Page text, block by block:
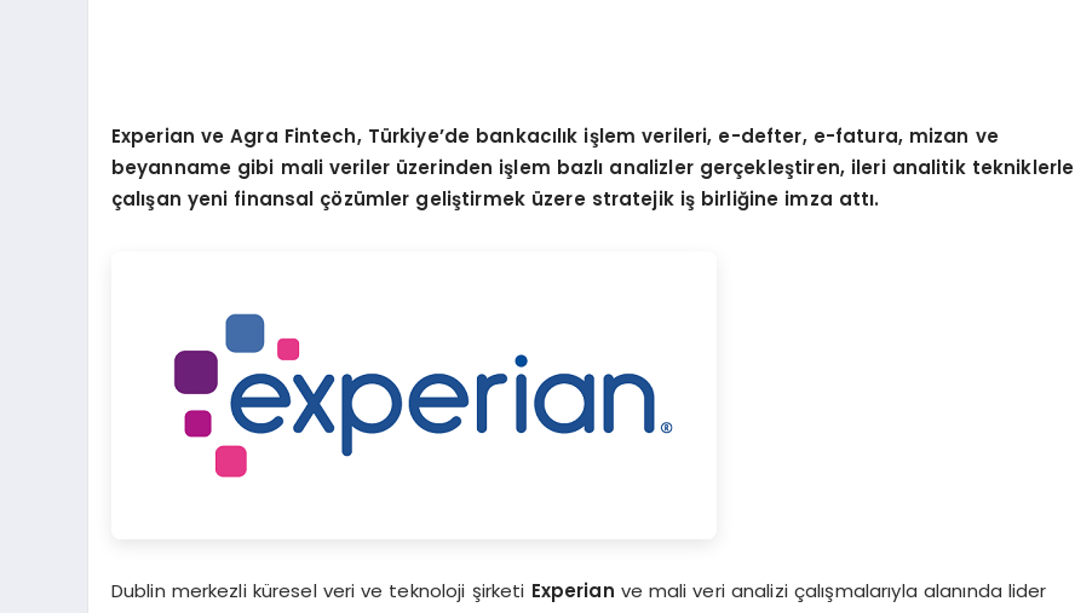
Experian ve Agra Fintech, Türkiye’de bankacılık işlem verileri, e-defter, e-fatura, mizan ve
beyanname gibi mali veriler üzerinden işlem bazlı analizler gerçekleştiren, ileri analitik tekniklerle
çalışan yeni finansal çözümler geliştirmek üzere stratejik iş birliğine imza attı.
Dublin merkezli küresel veri ve teknoloji şirketi Experian ve mali veri analizi çalışmalarıyla alanında lider